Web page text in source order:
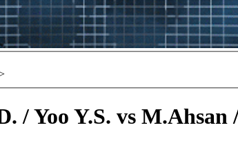
/ Yoo Y.S. vs